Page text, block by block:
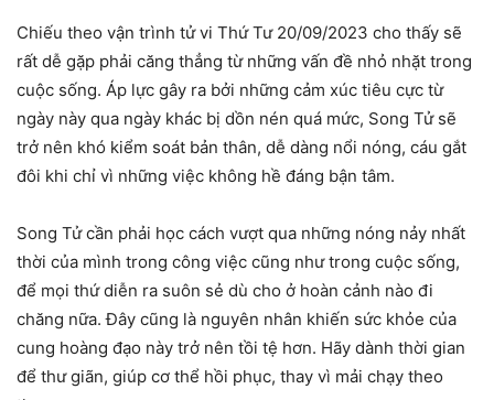
Chiếu theo vận trình tử vi Thứ Tư 20/09/2023 cho thấy sẽ
rất dễ gặp phải căng thẳng từ những vấn đề nhỏ nhặt trong
cuộc sống. Áp lực gây ra bởi những cảm xúc tiêu cực từ
ngày này qua ngày khác bị dồn nén quá mức, Song Tử sẽ
trở nên khó kiểm soát bản thân, dễ dàng nổi nóng, cáu gắt
đôi khi chỉ vì những việc không hề đáng bận tâm.
Song Tử cần phải học cách vượt qua những nóng nảy nhất
thời của mình trong công việc cũng như trong cuộc sống,
để mọi thứ diễn ra suôn sẻ dù cho ở hoàn cảnh nào đi
chăng nữa. Đây cũng là nguyên nhân khiến sức khỏe của
cung hoàng đạo này trở nên tồi tệ hơn. Hãy dành thời gian
để thư giãn, giúp cơ thể hồi phục, thay vì mải chạy theo